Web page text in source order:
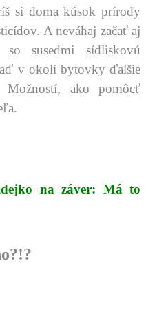
si doma kúsok prírody
A neváhaj začať aj
susedmi sídliskovú
v okolí bytovky ďalšie
ako pomôcť
na záver: Má to